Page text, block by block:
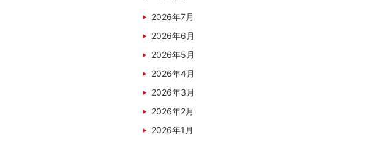
2026年7月
2026年6月
2026年5月
2026年4月
2026年3月
2026年2月
2026年1月